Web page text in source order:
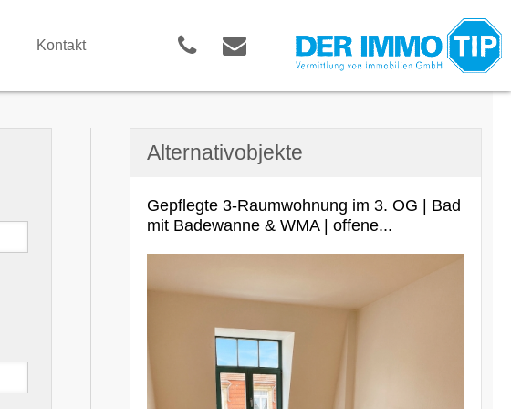
Kontakt
Alternativobjekte
Gepflegte 3-Raumwohnung im 3. OG | Bad
mit Badewanne & WMA | offene...